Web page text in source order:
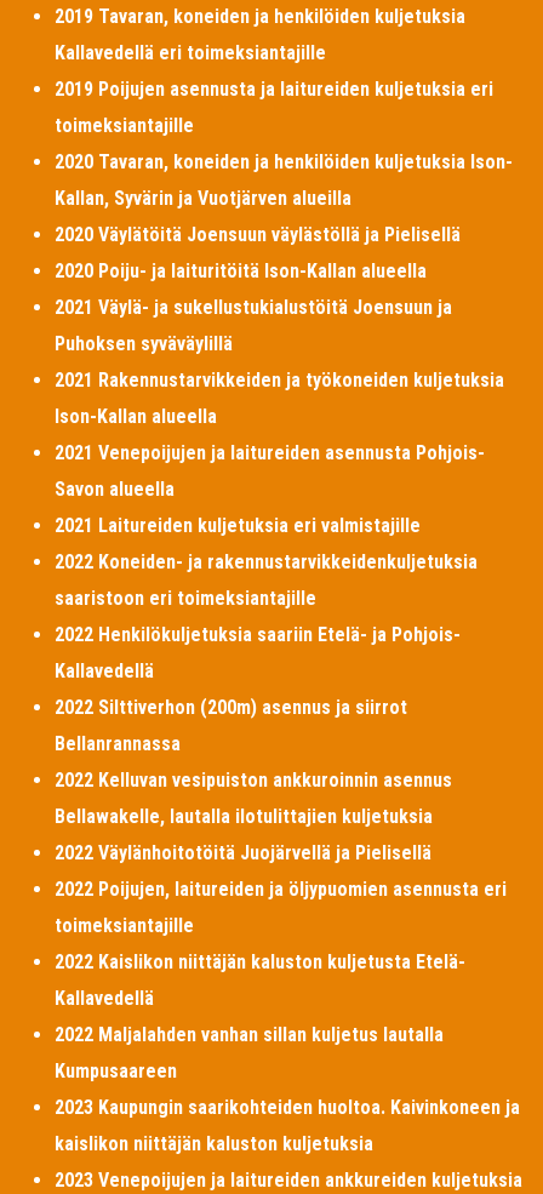
2019 Tavaran, koneiden ja henkilöiden kuljetuksia
Kallavedellä eri toimeksiantajille
2019 Poijujen asennusta ja laitureiden kuljetuksia eri
toimeksiantajille
2020 Tavaran, koneiden ja henkilöiden kuljetuksia Ison-
Kallan, Syvärin ja Vuotjärven alueilla
2020 Väylätöitä Joensuun väylästöllä ja Pielisellä
2020 Poiju- ja laituritöitä Ison-Kallan alueella
2021 Väylä- ja sukellustukialustöitä Joensuun ja
Puhoksen syväväylillä
2021 Rakennustarvikkeiden ja työkoneiden kuljetuksia
Ison-Kallan alueella
2021 Venepoijujen ja laitureiden asennusta Pohjois-
Savon alueella
2021 Laitureiden kuljetuksia eri valmistajille
2022 Koneiden- ja rakennustarvikkeidenkuljetuksia
saaristoon eri toimeksiantajille
2022 Henkilökuljetuksia saariin Etelä- ja Pohjois-
Kallavedellä
2022 Silttiverhon (200m) asennus ja siirrot
Bellanrannassa
2022 Kelluvan vesipuiston ankkuroinnin asennus
Bellawakelle, lautalla ilotulittajien kuljetuksia
2022 Väylänhoitotöitä Juojärvellä ja Pielisellä
2022 Poijujen, laitureiden ja öljypuomien asennusta eri
toimeksiantajille
2022 Kaislikon niittäjän kaluston kuljetusta Etelä-
Kallavedellä
2022 Maljalahden vanhan sillan kuljetus lautalla
Kumpusaareen
2023 Kaupungin saarikohteiden huoltoa. Kaivinkoneen ja
kaislikon niittäjän kaluston kuljetuksia
2023 Venepoijujen ja laitureiden ankkureiden kuljetuksia